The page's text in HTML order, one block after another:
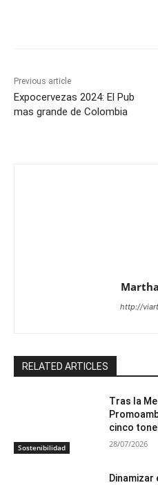
Previous article
Expocervezas 2024: El Pub
mas grande de Colombia
http://
RELATED ARTICLES
Sostenibilidad
Tras la
cinco
28/07/2026
Dinamizar